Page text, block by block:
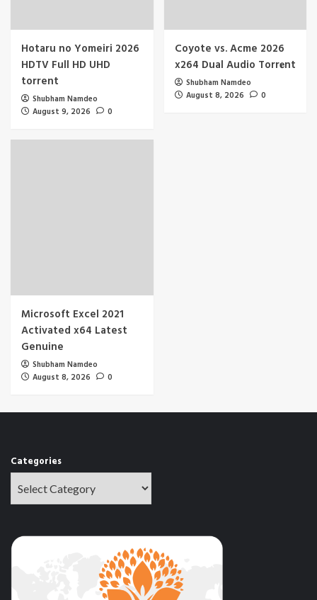
Hotaru no Yomeiri 2026
HDTV Full HD UHD
torrent
Shubham Namdeo
August 9, 2026
0
Coyote vs. Acme 2026
x264 Dual Audio Torr𝐞nt
Shubham Namdeo
August 8, 2026
0
Microsoft Excel 2021
Activated x64 Latest
Genuine
Shubham Namdeo
August 8, 2026
0
Categories